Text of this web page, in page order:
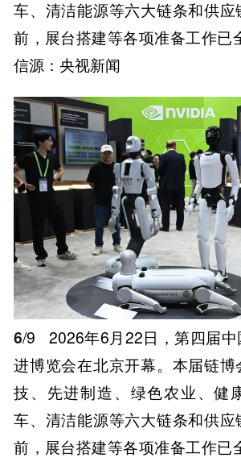
车、清洁能源等六大链条和供应
前，展台搭建等各项准备工作已
信源：央视新闻
6/9
2026年6月22日，第四届
进博览会在北京开幕。本届链
技、先进制造、绿色农业、健
车、清洁能源等六大链条和供应
前，展台搭建等各项准备工作已